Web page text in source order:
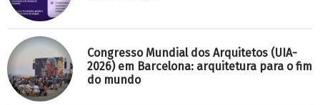
Congresso Mundial dos Arquitetos (UIA-
2026) em Barcelona: arquitetura para o fim
do mundo